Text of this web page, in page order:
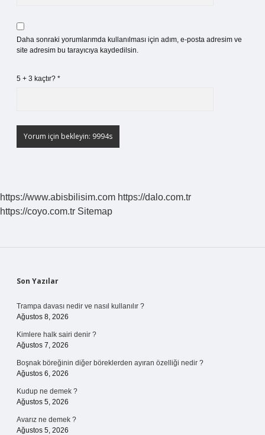
Daha sonraki yorumlarımda kullanılması için adım, e-posta adresim ve
site adresim bu tarayıcıya kaydedilsin.
5 + 3 kaçtır? *
https://www.abisbilisim.com https://dalo.com.tr
https://coyo.com.tr Sitemap
Sidebar
Son Yazılar
Trampa davası nedir ve nasıl kullanılır ?
Ağustos 8, 2026
Kimlere halk sairi denir ?
Ağustos 7, 2026
Boşnak böreğinin diğer böreklerden ayıran özelliği nedir ?
Ağustos 6, 2026
Kudup ne demek ?
Ağustos 5, 2026
Avarız ne demek ?
Ağustos 5, 2026